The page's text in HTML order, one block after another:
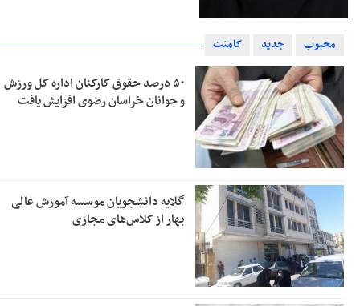
محبوب جدید کامنت
۵۰ درصد حقوق کارکنان اداره کل ورزش
و جوانان خراسان رضوی افزایش یافت
گلایه دانشجویان موسسه آموزش عالی
بهار از کلاس‌های مجازی